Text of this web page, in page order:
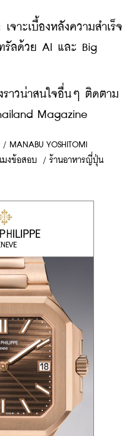
เจาะเบื้องหลังความสำเร็จ
รัลด้วย AI และ Big
ราวน่าสนใจอื่นๆ ติดตาม
Magazine
/ MANABU YOSHITOMI
มงข้อสอบ / ร้านอาหารญี่ปุ่น